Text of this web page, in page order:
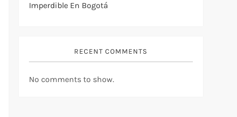
Imperdible En Bogotá
RECENT COMMENTS
No comments to show.